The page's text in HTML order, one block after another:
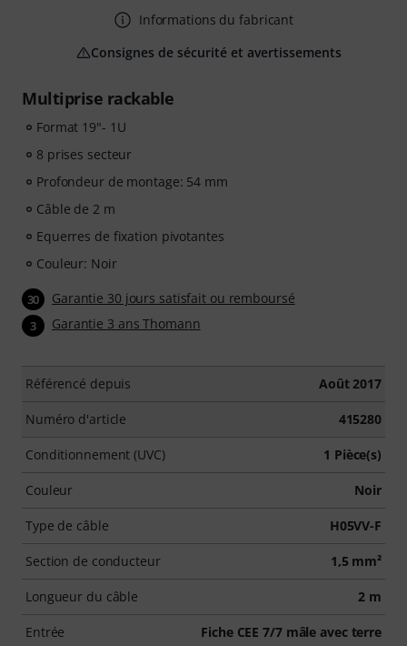
Multiprise rackable
Format 19"- 1U
8 prises secteur
Profondeur de montage: 54 mm
Câble de 2 m
Equerres de fixation pivotantes
Couleur: Noir
30 Garantie 30 jours satisfait ou remboursé
3 Garantie 3 ans Thomann
Référencé depuis Août 2017
Numéro d'article 415280
Conditionnement (UVC) 1 Pièce(s)
Couleur Noir
Type de câble H05VV-F
Section de conducteur 1,5 mm²
Longueur du câble 2 m
Entrée Fiche CEE 7/7 mâle avec terre
Informations du fabricant
Consignes de sécurité et avertissements